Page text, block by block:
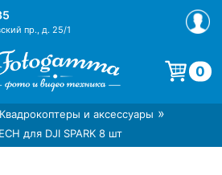
пр., д. 25/1
магазин фототехники
Gamma в СПб
фотоаксессуаров foto-
0
Корзина пуста.
Квадрокоптеры и аксессуары »
для DJI SPARK 8 шт